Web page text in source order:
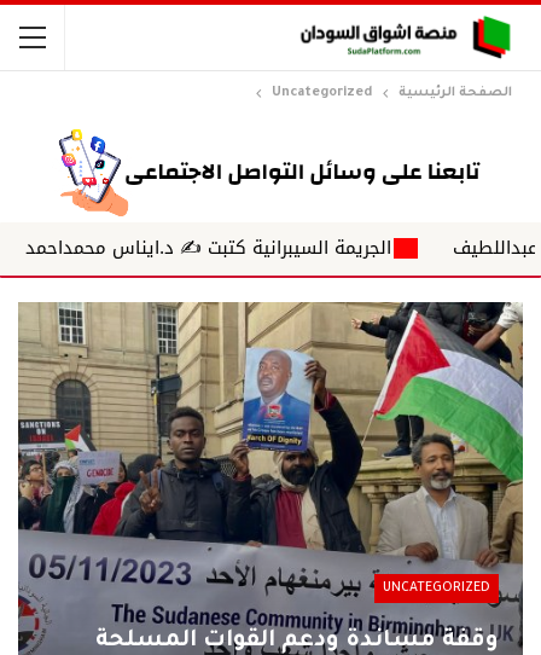
الصفحة الرئيسية Uncategorized
الجريمة السيبرانية كتبت ✍ د.ايناس محمداحمد
UNCATEGORIZED
وقفة مساندة ودعم القوات المسلحة